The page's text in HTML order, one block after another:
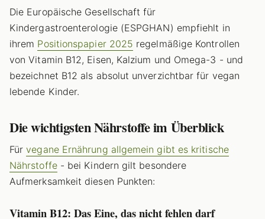
Die Europäische Gesellschaft für
Kindergastroenterologie (ESPGHAN) empfiehlt in
ihrem Positionspapier 2025 regelmäßige Kontrollen
von Vitamin B12, Eisen, Kalzium und Omega-3 - und
bezeichnet B12 als absolut unverzichtbar für vegan
lebende Kinder.
Die wichtigsten Nährstoffe im Überblick
Fürvegane Ernährung allgemein gibt es kritische
Nährstoffe- bei Kindern gilt besondere
Aufmerksamkeit diesen Punkten:
Vitamin B12: Das Eine, das nicht fehlen darf